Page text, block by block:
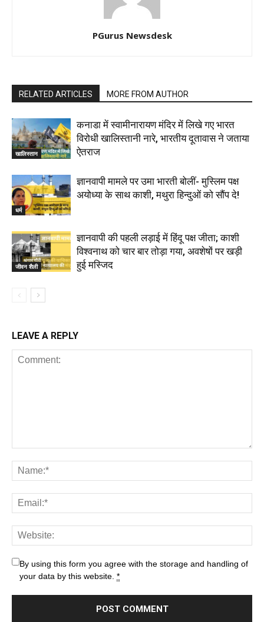
PGurus Newsdesk
RELATED ARTICLES MORE FROM AUTHOR
खालिस्तान
कनाडा में स्वामीनारायण मंदिर में लिखे गए भारत
विरोधी खालिस्तानी नारे, भारतीय दूतावास ने जताया
ऐतराज
धर्म
ज्ञानवापी मामले पर उमा भारती बोलीं- मुस्लिम पक्ष
अयोध्या के साथ काशी, मथुरा हिन्दुओं को सौंप दे!
जीवन शैली
ज्ञानवापी की पहली लड़ाई में हिंदू पक्ष जीता; काशी
विश्वनाथ को चार बार तोड़ा गया, अवशेषों पर खड़ी
हुई मस्जिद
LEAVE A REPLY
By using this form you agree with the storage and handling of
your data by this website. *